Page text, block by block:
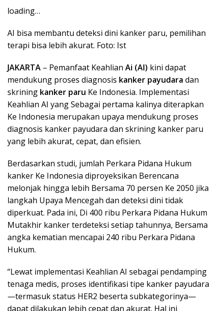
loading…
AI bisa membantu deteksi dini kanker paru, pemilihan
terapi bisa lebih akurat. Foto: Ist
JAKARTA – Pemanfaat Keahlian Ai (AI) kini dapat
mendukung proses diagnosis kanker payudara dan
skrining kanker paru Ke Indonesia. Implementasi
Keahlian AI yang Sebagai pertama kalinya diterapkan
Ke Indonesia merupakan upaya mendukung proses
diagnosis kanker payudara dan skrining kanker paru
yang lebih akurat, cepat, dan efisien.
Berdasarkan studi, jumlah Perkara Pidana Hukum
kanker Ke Indonesia diproyeksikan Berencana
melonjak hingga lebih Bersama 70 persen Ke 2050 jika
langkah Upaya Mencegah dan deteksi dini tidak
diperkuat. Pada ini, Di 400 ribu Perkara Pidana Hukum
Mutakhir kanker terdeteksi setiap tahunnya, Bersama
angka kematian mencapai 240 ribu Perkara Pidana
Hukum.
“Lewat implementasi Keahlian AI sebagai pendamping
tenaga medis, proses identifikasi tipe kanker payudara
—termasuk status HER2 beserta subkategorinya—
dapat dilakukan lebih cepat dan akurat. Hal ini